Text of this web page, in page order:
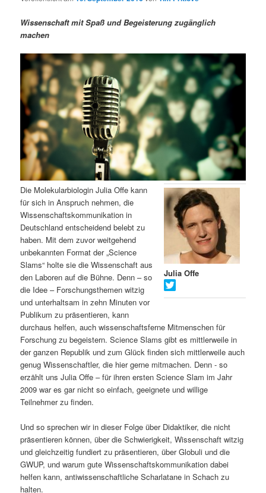
ä
r
e
I
n
h
a
l
t
s
p
r
i
n
g
e
n
n
d
ä
e
n
I
n
h
a
l
t
s
p
r
i
n
g
e
n
v
i
g
t
i
o
Wissenschaft mit Spaß und Begeisterung zugänglich
machen
Julia Offe
Die Molekularbiologin Julia Offe kann
für sich in Anspruch nehmen, die
Wissenschaftskommunikation in
Deutschland entscheidend belebt zu
haben. Mit dem zuvor weitgehend
unbekannten Format der „Science
Slams“ holte sie die Wissenschaft aus
den Laboren auf die Bühne. Denn – so
die Idee – Forschungsthemen witzig
und unterhaltsam in zehn Minuten vor
Publikum zu präsentieren, kann
durchaus helfen, auch wissenschaftsferne Mitmenschen für
Forschung zu begeistern. Science Slams gibt es mittlerweile in
der ganzen Republik und zum Glück finden sich mittlerweile auch
genug Wissenschaftler, die hier gerne mitmachen. Denn - so
erzählt uns Julia Offe – für ihren ersten Science Slam im Jahr
2009 war es gar nicht so einfach, geeignete und willige
Teilnehmer zu finden.
Und so sprechen wir in dieser Folge über Didaktiker, die nicht
präsentieren können, über die Schwierigkeit, Wissenschaft witzig
und gleichzeitig fundiert zu präsentieren, über Globuli und die
GWUP, und warum gute Wissenschaftskommunikation dabei
helfen kann, antiwissenschaftliche Scharlatane in Schach zu
halten.